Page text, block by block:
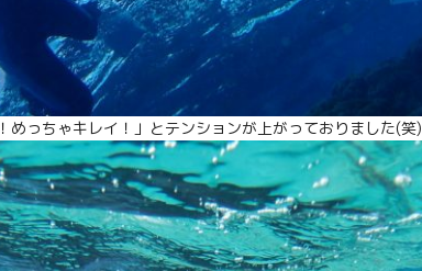
めっちゃキレイ！」とテンションが上がっておりました(笑)